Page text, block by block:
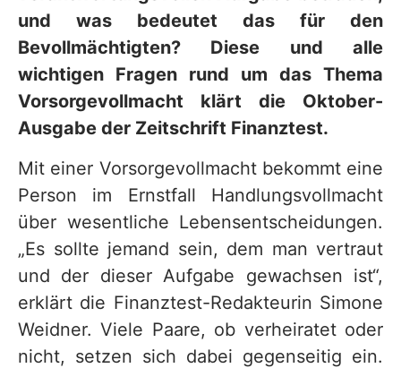
und was bedeutet das für den
Bevollmächtigten? Diese und alle
wichtigen Fragen rund um das Thema
Vorsorgevollmacht klärt die Oktober-
Ausgabe der Zeitschrift Finanztest.
Mit einer Vorsorgevollmacht bekommt eine
Person im Ernstfall Handlungsvollmacht
über wesentliche Lebensentscheidungen.
„Es sollte jemand sein, dem man vertraut
und der dieser Aufgabe gewachsen ist“,
erklärt die Finanztest-Redakteurin Simone
Weidner. Viele Paare, ob verheiratet oder
nicht, setzen sich dabei gegenseitig ein.